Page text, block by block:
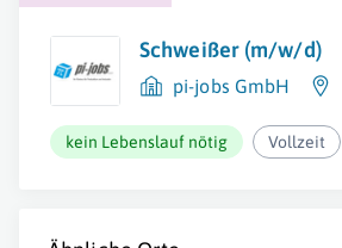
Schweißer (m/w/d)
pi-jobs GmbH
kein Lebenslauf nötig Vollzeit